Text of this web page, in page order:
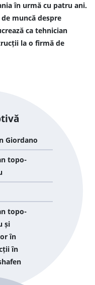
în urmă cu patru ani.
muncă despre
ca tehnician
la o firmă de
Giordano
topo-
topo-
și
în
în